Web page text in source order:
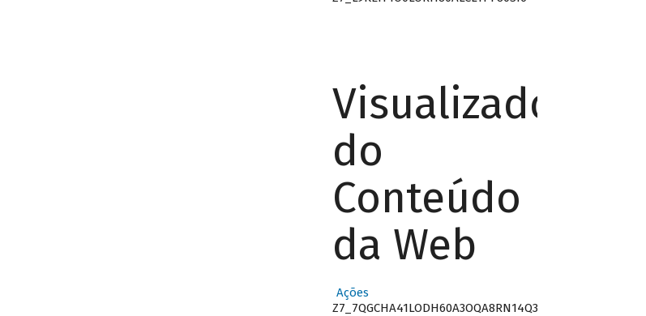
Visualizador
do
Conteúdo
da Web
Ações
Z7_7QGCHA41LODH60A3OQA8RN14Q3